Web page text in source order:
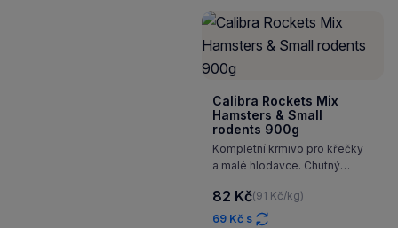
Calibra Rockets Mix
Hamsters & Small
rodents 900g
Kompletní krmivo pro křečky
a malé hlodavce. Chutný
tito naši malí kamarádi milují.
82 Kč(91 Kč/kg)
69 Kč s